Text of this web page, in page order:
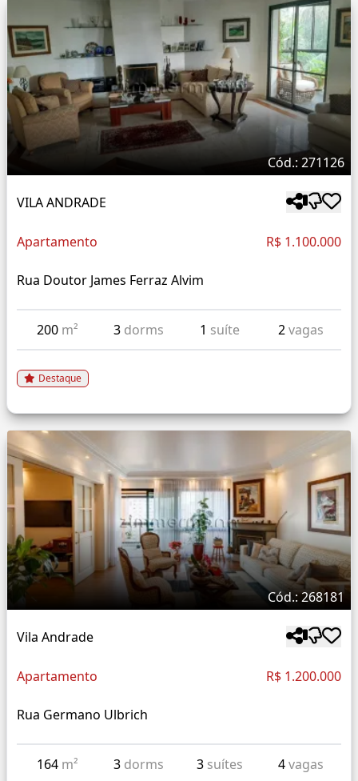
Cód.: 271126
VILA ANDRADE
Apartamento R$ 1.100.000
Rua Doutor James Ferraz Alvim
200 m² 3 dorms 1 suíte 2vagas
Destaque
Cód.: 268181
Vila Andrade
Apartamento R$ 1.200.000
Rua Germano Ulbrich
164 m² 3 dorms 3 suítes 4vagas